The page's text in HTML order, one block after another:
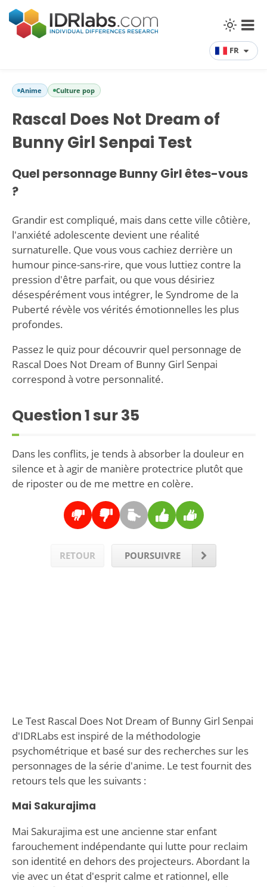
FR
Anime Culture pop
Rascal Does Not Dream of
Bunny Girl Senpai Test
Quel personnage Bunny Girl êtes-vous
?
Grandir est compliqué, mais dans cette ville côtière,
l'anxiété adolescente devient une réalité
surnaturelle. Que vous vous cachiez derrière un
humour pince-sans-rire, que vous luttiez contre la
pression d'être parfait, ou que vous désiriez
désespérément vous intégrer, le Syndrome de la
Puberté révèle vos vérités émotionnelles les plus
profondes.
Passez le quiz pour découvrir quel personnage de
Rascal Does Not Dream of Bunny Girl Senpai
correspond à votre personnalité.
Question1sur 35
Dans les conflits, je tends à absorber la douleur en
silence et à agir de manière protectrice plutôt que
de riposter ou de me mettre en colère.
RETOUR POURSUIVRE
Le Test Rascal Does Not Dream of Bunny Girl Senpai
d'IDRLabs est inspiré de la méthodologie
psychométrique et basé sur des recherches sur les
personnages de la série d'anime. Le test fournit des
retours tels que les suivants :
Mai Sakurajima
Mai Sakurajima est une ancienne star enfant
farouchement indépendante qui lutte pour reclaim
son identité en dehors des projecteurs. Abordant la
vie avec un état d'esprit calme et rationnel, elle